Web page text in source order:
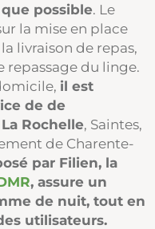
possible. Le
la mise en place
livraison de repas,
repassage du linge.
il est
de de
Rochelle, Saintes,
de Charente-
par Filien, la
, assure un
de nuit, tout en
utilisateurs.